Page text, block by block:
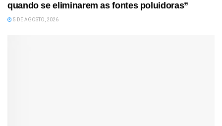
quando se eliminarem as fontes poluidoras”
5 DE AGOSTO, 2026